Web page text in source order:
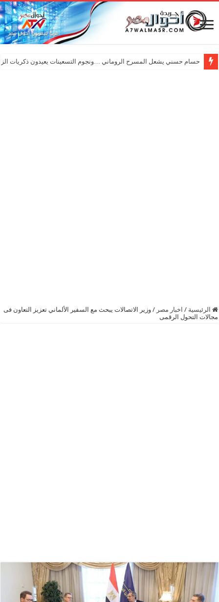
حسام حسني يشعل المسرح الروماني …ونجوم التسعينات يعيدون ذكريات
الرئيسية / اخبار مصر / وزير الاتصالات يبحث مع السفير الألماني تعزيز التعاون فى
مجالات التحول الرقمى